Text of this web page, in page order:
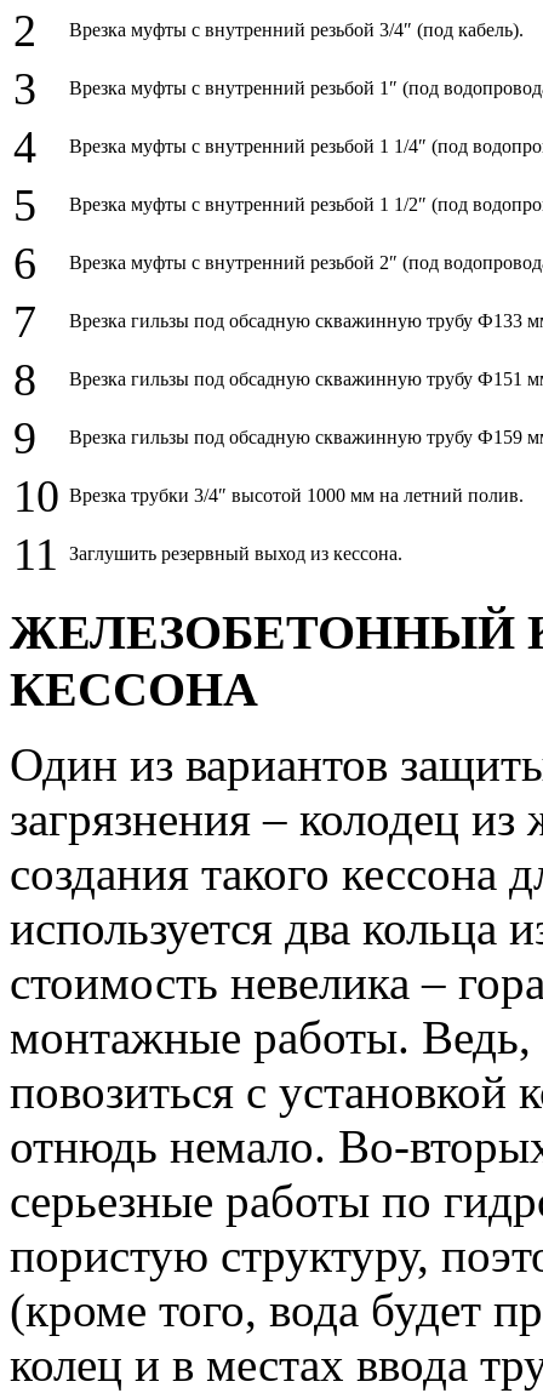
2 Врезка муфты с внутренний резьбой 3/4″ (под кабель).
3 Врезка муфты с внутренний резьбой 1″ (под
4 Врезка муфты с внутренний резьбой 1 1/4″ (под
5 Врезка муфты с внутренний резьбой 1 1/2″ (под
6 Врезка муфты с внутренний резьбой 2″ (под
7 Врезка гильзы под обсадную скважинную трубу Ф133
8 Врезка гильзы под обсадную скважинную трубу Ф151
9 Врезка гильзы под обсадную скважинную трубу Ф159
10 Врезка трубки 3/4″ высотой 1000 мм на летний полив.
11 Заглушить резервный выход из кессона.
ЖЕЛЕЗОБЕТОННЫЙ
КЕССОНА
Один из вариантов
загрязнения – колодец
создания такого кессона
используется два кольца
стоимость невелика –
монтажные работы. Ведь,
повозиться с установкой
отнюдь немало. Во-
серьезные работы по
пористую структуру,
(кроме того, вода будет
колец и в местах ввода